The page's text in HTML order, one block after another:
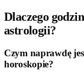
Dlaczego
astrologii?
Czym naprawdę
horoskopie?